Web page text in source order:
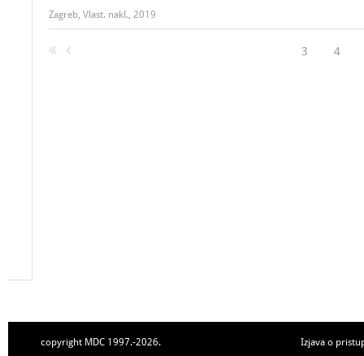
Zagreb, Vlast. nakl., 2019
3 4
copyright MDC 1997.-2026. Izjava o